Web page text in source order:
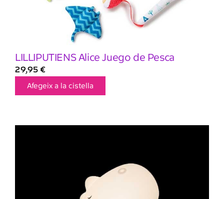
LILLIPUTIENS Alice Juego de Pesca
29,95 €
Afegeix a la cistella